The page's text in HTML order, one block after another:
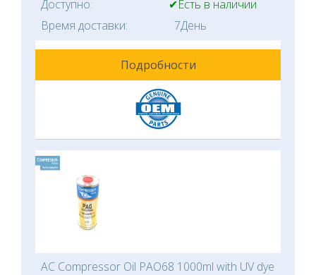
Доступно:
✔Есть в наличии
Время доставки:
7День
Подробности
AC Compressor Oil PAO68 1000ml with UV dye